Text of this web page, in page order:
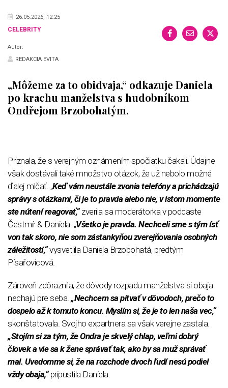
26.05.2026, 12:25
CELEBRITY
Autor:
REDAKCIA EVITA
„Môžeme za to obidvaja,“ odkazuje Daniela
po krachu manželstva s hudobníkom
Ondřejom Brzobohatým.
Priznala, že s verejným oznámením spočiatku čakali. Údajne
však dostávali také množstvo otázok, že už nebolo možné
ďalej mlčať. „Keď vám neustále zvonia telefóny a prichádzajú
správy s otázkami, či je to pravda alebo nie, v istom momente
ste nútení reagovať,“zverila sa moderátorka v podcaste
Čestmír & Daniela. „Všetko je pravda. Nechceli sme s tým ísť
von tak skoro, nie som zástankyňou zverejňovania osobných
záležitostí,“vysvetlila Daniela Brzobohatá, predtým
Písařovicová.
Zároveň zdôraznila, že dôvody rozpadu manželstva si obaja
nechajú pre seba. „Nechcem sa pitvať v dôvodoch, prečo to
dospelo až k tomuto koncu. Myslím si, že je to len naša vec,“
skonštatovala. Svojho expartnera sa však verejne zastala.
„Stojím si za tým, že Ondra je skvelý chlap, veľmi dobrý
človek a vie sa k žene správať tak, ako by sa muž správať
mal. Uvedomme si, že na rozchode dvoch ľudí nesú podiel
vždy obaja,“pripustila Daniela.